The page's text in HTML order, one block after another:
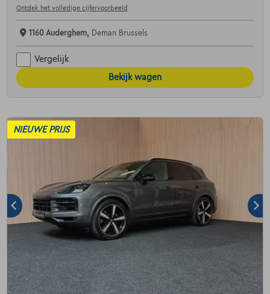
Ontdek het volledige cijfervoorbeeld
1160 Auderghem, Deman Brussels
Vergelijk
Bekijk wagen
NIEUWE PRIJS